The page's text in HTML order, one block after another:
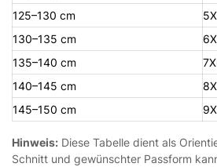
125–130 cm
130–135 cm
135–140 cm
140–145 cm
145–150 cm
Hinweis: Diese Tabelle dient als
Schnitt und gewünschter Passform